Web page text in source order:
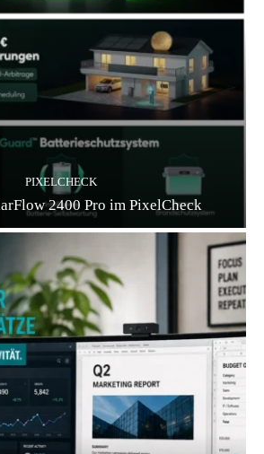
PIXELCHECK
2400 Pro im PixelCheck